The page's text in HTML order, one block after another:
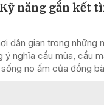
năng gắn kết
dân gian trong những
ý nghĩa cầu mùa, cầu
no ấm của đồng